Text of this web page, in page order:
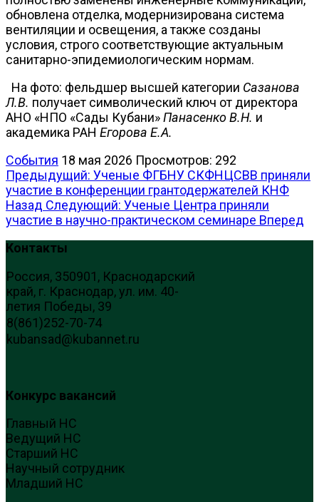
обновлена отделка, модернизирована система
вентиляции и освещения, а также созданы
условия, строго соответствующие актуальным
санитарно-эпидемиологическим нормам.
На фото: фельдшер высшей категории Сазанова
Л.В. получает символический ключ от директора
АНО «НПО «Сады Кубани»Панасенко В.Н. и
академика РАН Егорова Е.А.
События 18 мая 2026 Просмотров: 292
Предыдущий: Ученые ФГБНУ СКФНЦСВВ приняли
участие в конференции грантодержателей КНФ
Назад Следующий: Ученые Центра приняли
участие в научно-практическом семинаре Вперед
Контакты
Россия, 350901, Краснодарский
край, г. Краснодар, ул. им. 40-
летия Победы, 39
8(861)252-70-74
kubansad@kubannet.ru
Конкурс вакансий
Главный НС
Ведущий НС
Старший НС
Научный сотрудник
Младший НС